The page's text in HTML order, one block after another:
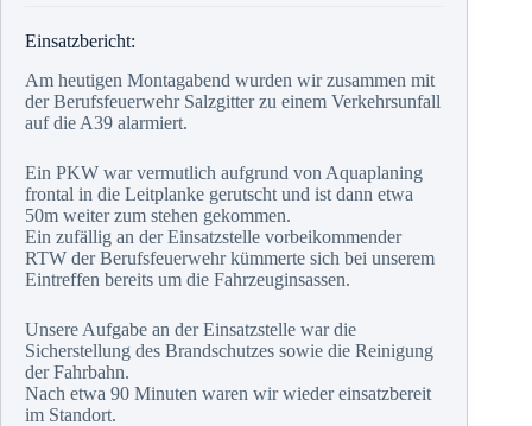
Einsatzbericht:
Am heutigen Montagabend wurden wir zusammen mit
der Berufsfeuerwehr Salzgitter zu einem Verkehrsunfall
auf die A39 alarmiert.
Ein PKW war vermutlich aufgrund von Aquaplaning
frontal in die Leitplanke gerutscht und ist dann etwa
50m weiter zum stehen gekommen.
Ein zufällig an der Einsatzstelle vorbeikommender
RTW der Berufsfeuerwehr kümmerte sich bei unserem
Eintreffen bereits um die Fahrzeuginsassen.
Unsere Aufgabe an der Einsatzstelle war die
Sicherstellung des Brandschutzes sowie die Reinigung
der Fahrbahn.
Nach etwa 90 Minuten waren wir wieder einsatzbereit
im Standort.